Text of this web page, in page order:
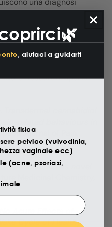
Cannabidiol and Sports
of Relevant Evidence
Research. Sports
related behaviours in
Journal of Pain,
Cannabinoids as novel
Cycle of Healthy
, aiutaci a guidarti
fisica
pelvico (vulvodinia,
vaginale ecc)
(acne, psoriasi,